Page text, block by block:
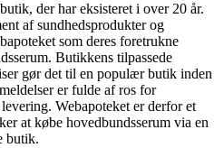
der har eksisteret i over 20 år.
af sundhedsprodukter og
som deres foretrukne
Butikkens tilpassede
gør det til en populær butik inden
er fulde af ros for
Webapoteket er derfor et
at købe hovedbundsserum via en
butik.